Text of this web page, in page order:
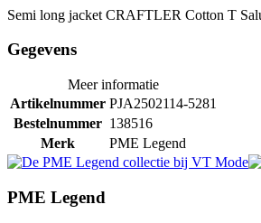
Semi long jacket CRAFTLER Cotton T
Gegevens
Meer informatie
Artikelnummer PJA2502114-5281
Bestelnummer 138516
Merk
PME Legend
PME Legend